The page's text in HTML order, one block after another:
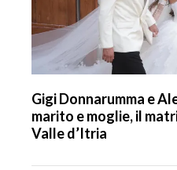
Gigi Donnarumma e
marito e moglie, il
Valle d’Itria